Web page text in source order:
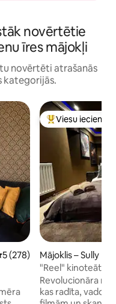
novērtētie
īres mājokļi
novērtēti atrašanās
kategorijās.
vērtējums: 5 no 5,
5 (278)
Populārs viesu
Viesu iecienīts
Mājoklis – Sully
"Reel" kinoteātra
Revolucionāra
kas radīta,